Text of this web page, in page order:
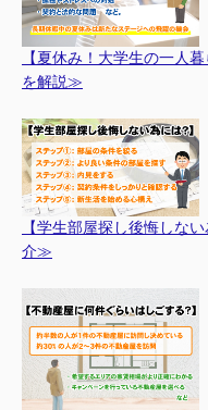
【夏休み！大学生の一人
を解説≫
【学生部屋探し後悔しな
介≫